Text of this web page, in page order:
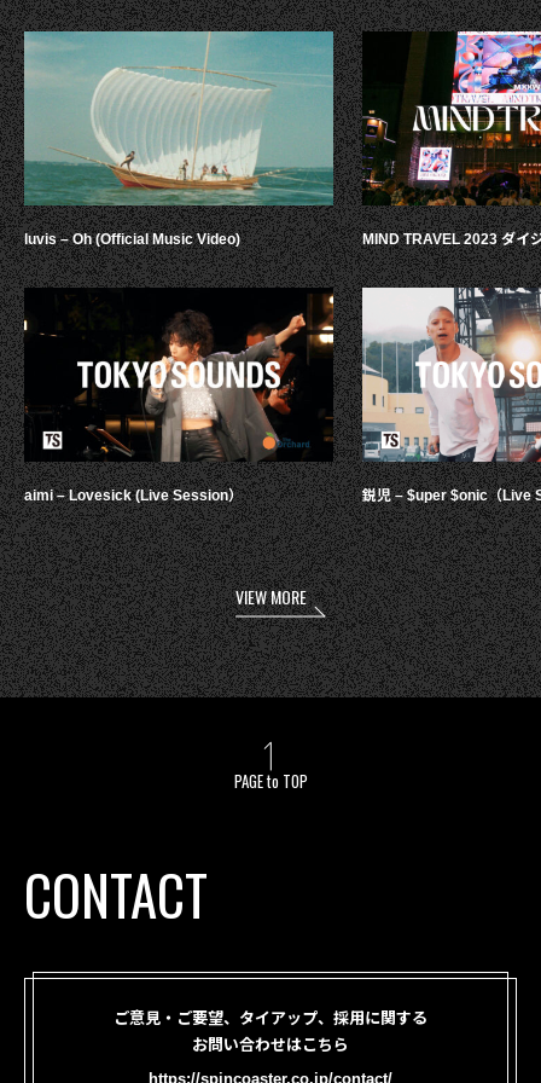
luvis – Oh (Official Music Video)
aimi – Lovesick (Live Session）
MIND TRAVEL 2023 ダイ
鋭児 – $uper $onic（Live
VIEW MORE
PAGE to TOP
CONTACT
ご意見・ご要望、タイアップ、採用に関する
お問い合わせはこちら
https://spincoaster.co.jp/contact/